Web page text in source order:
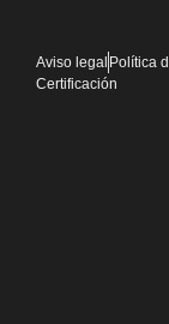
Aviso legal Política
Certificación